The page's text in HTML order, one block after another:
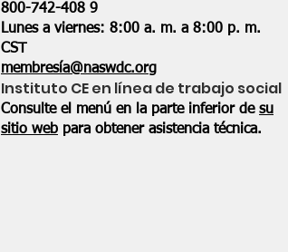
800-742-408 9
Lunes a viernes: 8:00 a. m. a 8:00 p. m.
CST
membresía@naswdc.org
Instituto CE en línea de trabajo social
Consulte el menú en la parte inferior de su
sitio web para obtener asistencia técnica.